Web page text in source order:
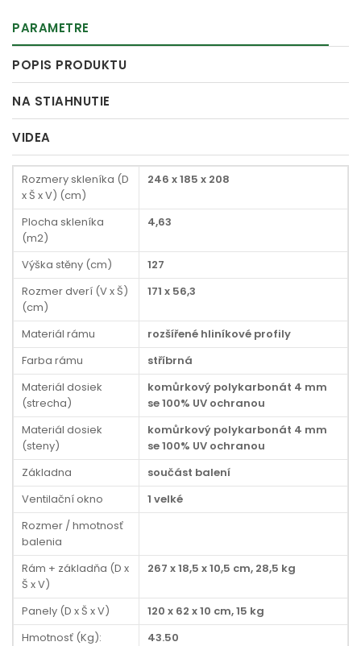
PARAMETRE
POPIS PRODUKTU
NA STIAHNUTIE
VIDEA
Rozmery skleníka (D
x Š x V) (cm)
246 x 185 x 208
Plocha skleníka
(m2)
4,63
Výška stěny (cm)
127
Rozmer dverí (V x Š)
(cm)
171 x 56,3
Materiál rámu
rozšířené hliníkové profily
Farba rámu
stříbrná
Materiál dosiek
(strecha)
komůrkový polykarbonát 4 mm
se 100% UV ochranou
Materiál dosiek
(steny)
komůrkový polykarbonát 4 mm
se 100% UV ochranou
Základna
součást balení
Ventilační okno
1 velké
Rozmer / hmotnosť
balenia
Rám + základňa (D x
Š x V)
267 x 18,5 x 10,5 cm, 28,5 kg
Panely (D x Š x V)
120 x 62 x 10 cm, 15 kg
Hmotnosť (Kg):
43.50